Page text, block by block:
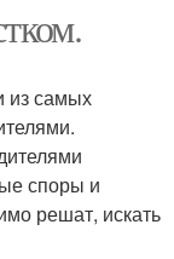
из самых
споры и
решат, искать